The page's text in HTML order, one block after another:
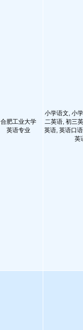
合肥工业大学
英语专业
小学语文, 小
二英语, 初三
英语, 英语口
英